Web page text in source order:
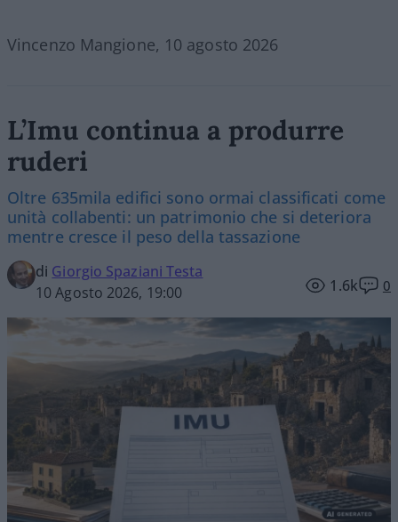
Vincenzo Mangione, 10 agosto 2026
L’Imu continua a produrre
ruderi
Oltre 635mila edifici sono ormai classificati come
unità collabenti: un patrimonio che si deteriora
mentre cresce il peso della tassazione
di Giorgio Spaziani Testa
10 Agosto 2026, 19:00
1.6k 0